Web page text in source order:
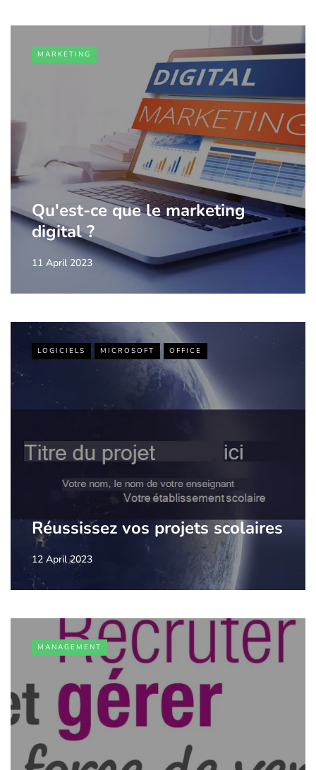
MARKETING
Qu'est-ce que le marketing
digital ?
11 April 2023
LOGICIELS MICROSOFT OFFICE
Réussissez vos projets scolaires
12 April 2023
MANAGEMENT